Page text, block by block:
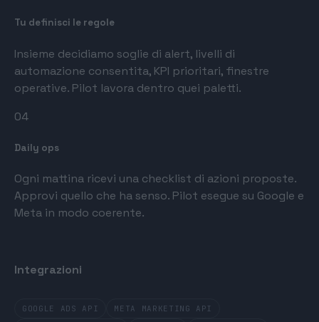
Tu definisci le regole
Insieme decidiamo soglie di alert, livelli di
automazione consentita, KPI prioritari, finestre
operative. Pilot lavora dentro quei paletti.
04
Daily ops
Ogni mattina ricevi una checklist di azioni proposte.
Approvi quello che ha senso. Pilot esegue su Google e
Meta in modo coerente.
Integrazioni
GOOGLE ADS API
META MARKETING API